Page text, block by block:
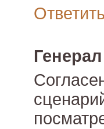
Ответить
Генерал